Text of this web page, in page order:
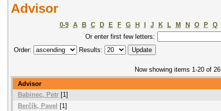
Advisor
0-9 A B C D E F G H J K L M N O P
Q
Or enter first few letters:
Order:
Results:
Now showing items 1-20 of 26
Advisor
Babinec, Petr [1]
Berčík, Pavel
[1]